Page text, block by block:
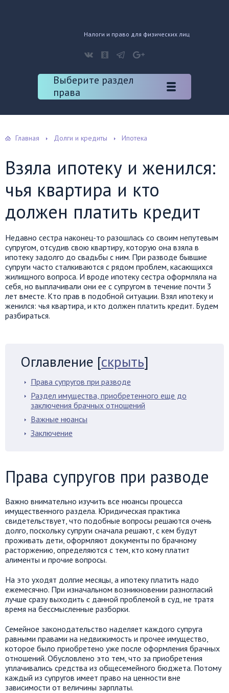
Налоги и право для физических лиц
Выберите раздел
права
Главная Долги и кредиты Ипотека
Взяла ипотеку и женился:
чья квартира и кто
должен платить кредит
Недавно сестра наконец-то разошлась со своим непутевым
супругом, отсудив свою квартиру, которую она взяла в
ипотеку задолго до свадьбы с ним. При разводе бывшие
супруги часто сталкиваются с рядом проблем, касающихся
жилищного вопроса. И вроде ипотеку сестра оформляла на
себя, но выплачивали они ее с супругом в течение почти 3
лет вместе. Кто прав в подобной ситуации. Взял ипотеку и
женился: чья квартира, и кто должен платить кредит. Будем
разбираться.
Оглавление [скрыть]
Права супругов при разводе
Раздел имущества, приобретенного еще до
заключения брачных отношений
Важные нюансы
Заключение
Права супругов при разводе
Важно внимательно изучить все нюансы процесса
имущественного раздела. Юридическая практика
свидетельствует, что подобные вопросы решаются очень
долго, поскольку супруги сначала решают, с кем будут
проживать дети, оформляют документы по брачному
расторжению, определяются с тем, кто кому платит
алименты и прочие вопросы.
На это уходят долгие месяцы, а ипотеку платить надо
ежемесячно. При изначальном возникновении разногласий
лучше сразу выходить с данной проблемой в суд, не тратя
время на бессмысленные разборки.
Семейное законодательство наделяет каждого супруга
равными правами на недвижимость и прочее имущество,
которое было приобретено уже после оформления брачных
отношений. Обусловлено это тем, что за приобретения
уплачивались средства из общесемейного бюджета. Потому
каждый из супругов имеет право на ценности вне
зависимости от величины зарплаты.